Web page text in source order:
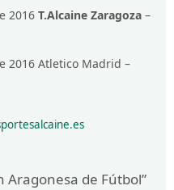
2016T.Alcaine Zaragoza –
2016 Atletico Madrid –
Aragonesa de Fútbol”